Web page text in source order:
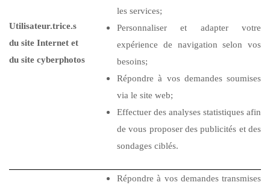
Utilisateur.trice.s
du site Internet et
du site cyberphotos
les services;
Personnaliser et adapter votre
expérience de navigation selon vos
besoins;
Répondre à vos demandes soumises
via le site web;
Effectuer des analyses statistiques afin
de vous proposer des publicités et des
sondages ciblés.
Répondre à vos demandes transmises